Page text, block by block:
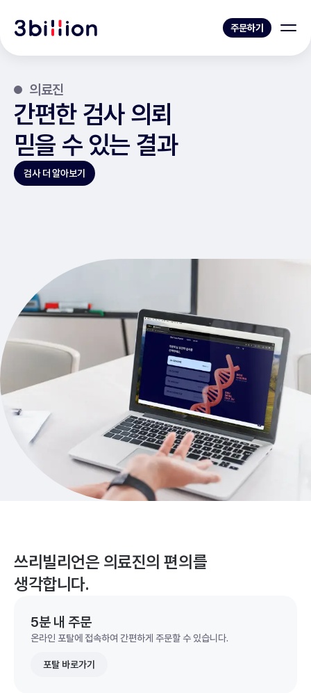
주문하기
의료진
간편한 검사 의뢰
믿을 수 있는 결과
검사 더 알아보기
쓰리빌리언은 의료진의 편의를
생각합니다.
5분 내 주문
온라인 포탈에 접속하여 간편하게 주문할 수 있습니다.
포탈 바로가기